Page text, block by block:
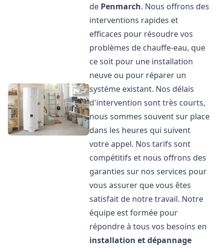
de Penmarch. Nous offrons des
interventions rapides et
efficaces pour résoudre vos
problèmes de chauffe-eau, que
ce soit pour une installation
neuve ou pour réparer un
système existant. Nos délais
d'intervention sont très courts,
nous sommes souvent sur place
dans les heures qui suivent
votre appel. Nos tarifs sont
compétitifs et nous offrons des
garanties sur nos services pour
vous assurer que vous êtes
satisfait de notre travail. Notre
équipe est formée pour
répondre à tous vos besoins en
installation et dépannage